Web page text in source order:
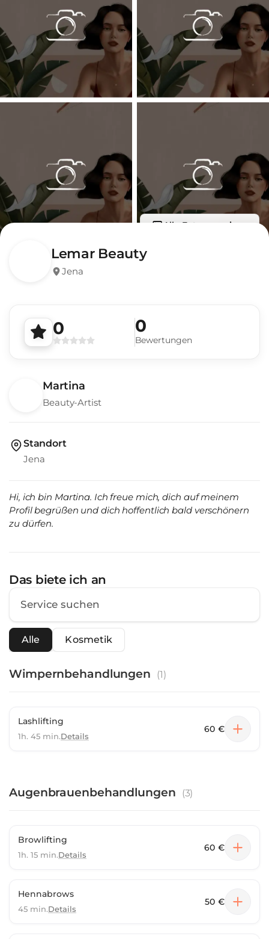
Alle Fotos anzeigen
Lemar Beauty
Jena
0 0
Bewertungen
Martina
Beauty-Artist
Standort
Jena
Hi, ich bin Martina. Ich freue mich, dich auf meinem
Profil begrüßen und dich hoffentlich bald verschönern
zu dürfen.
Das biete ich an
Alle Kosmetik
Wimpernbehandlungen (1)
Lashlifting
1h. 45 min.Details
60 €
Augenbrauenbehandlungen (3)
Browlifting
1h. 15 min.Details
60 €
Hennabrows
45 min.Details
50 €